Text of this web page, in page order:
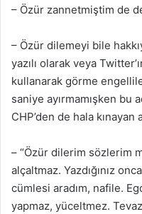
– Özür zannetmiştim de
– Özür dilemeyi bile
yazılı olarak veya
kullanarak görme
saniye ayırmamışken bu
CHP’den de hala kınayan
– “Özür dilerim sözlerim
alçaltmaz. Yazdığınız
cümlesi aradım, nafile.
yapmaz, yüceltmez.